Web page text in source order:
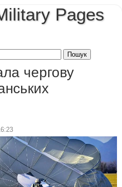
Pages
чергову